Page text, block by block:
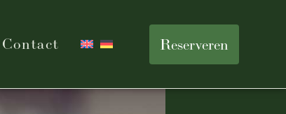
Contact Reserveren